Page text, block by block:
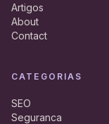
Artigos
About
Contact
CATEGORIAS
SEO
Seguranca